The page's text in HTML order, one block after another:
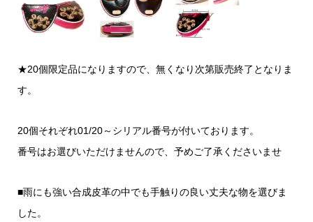
★20個限定品になりますので、無くなり次第販売終了となりま
す。
20個それぞれ01/20～シリアル番号が付いております。
番号はお選びいただけませんので、予めご了承くださいませ
■雨にも強い合成皮革の中でも手触りの良い丈夫な物を選びま
した。